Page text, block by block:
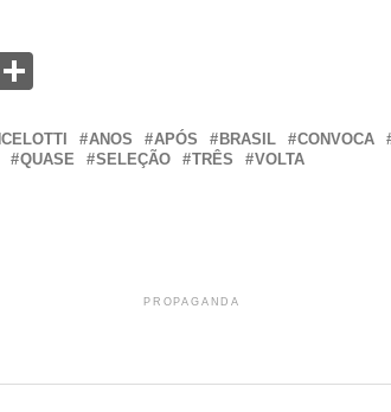
ANOS APÓS BRASIL CONVOCA
QUASE SELEÇÃO TRÊS VOLTA
PROPAGANDA